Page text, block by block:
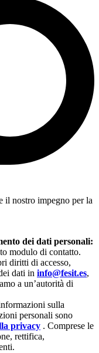
il nostro impegno per la
dei dati personali:
modulo di contatto.
diritti di accesso,
dati in info@fesit.es,
a un’autorità di
sulla
personali sono
privacy . Comprese le
rettifica,